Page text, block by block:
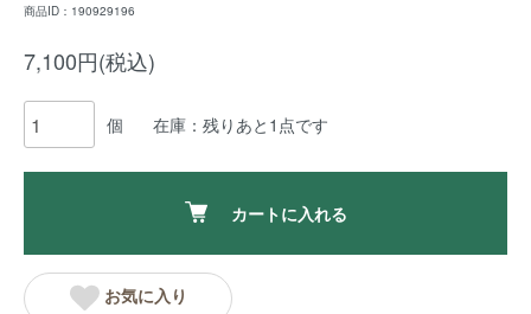
商品ID：190929196
7,100円(税込)
個 在庫：残りあと1点です
カートに入れる
お気に入り